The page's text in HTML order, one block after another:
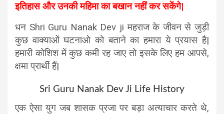
इतिहास और उनकी महिमा का बखान नहीं कर सकेंगे|
धन Shri Guru Nanak Dev ji महराज के जीवन से जुड़ी
कुछ वाक्याओं घटनाओ को बताने का हमारा ये प्रयास है|
हमारी कोशिश में कुछ कमी रह जाए तो इसके लिए हम आपसे,
क्षमा प्रार्थी हैं|
Sri Guru Nanak Dev Ji Life History
एक ऐसा युग जब शासक प्रजा पर बड़ा अत्याचार करते थे,